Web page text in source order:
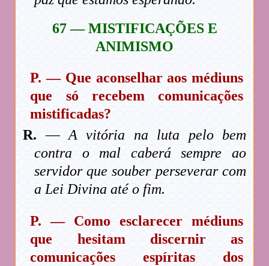
67 — MISTIFICAÇÕES E
ANIMISMO
P. — Que aconselhar aos médiuns
que só recebem comunicações
mistificadas?
R.—A vitória na luta pelo bem
contra o mal caberá sempre ao
servidor que souber perseverar com
a Lei Divina até o fim.
P. — Como esclarecer médiuns
que hesitam discernir as
comunicações espíritas dos